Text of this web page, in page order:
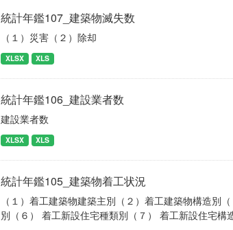
統計年鑑107_建築物滅失数
（１）災害（２）除却
XLSX XLS
統計年鑑106_建設業者数
建設業者数
XLSX XLS
統計年鑑105_建築物着工状況
（１）着工建築物建築主別（２）着工建築物構造別
別（６） 着工新設住宅種類別（７） 着工新設住宅構